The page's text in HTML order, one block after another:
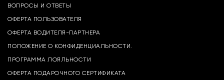
ВОПРОСЫ И ОТВЕТЫ
ОФЕРТА ПОЛЬЗОВАТЕЛЯ
ОФЕРТА ВОДИТЕЛЯ-ПАРТНЕРА
ПОЛОЖЕНИЕ О КОНФИДЕНЦИАЛЬНОСТИ.
ПРОГРАММА ЛОЯЛЬНОСТИ
ОФЕРТА ПОДАРОЧНОГО СЕРТИФИКАТА